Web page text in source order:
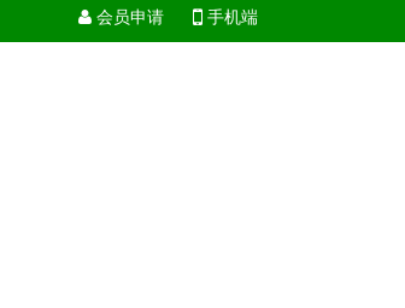
会员申请 手机端